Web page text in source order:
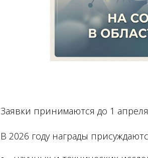
Заявки принимаются до 1 апреля
В 2026 году награды